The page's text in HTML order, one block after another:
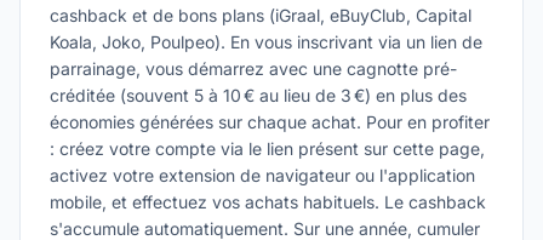
cashback et de bons plans (iGraal, eBuyClub, Capital
Koala, Joko, Poulpeo). En vous inscrivant via un lien de
parrainage, vous démarrez avec une cagnotte pré-
créditée (souvent 5 à 10 € au lieu de 3 €) en plus des
économies générées sur chaque achat. Pour en profiter
: créez votre compte via le lien présent sur cette page,
activez votre extension de navigateur ou l'application
mobile, et effectuez vos achats habituels. Le cashback
s'accumule automatiquement. Sur une année, cumuler